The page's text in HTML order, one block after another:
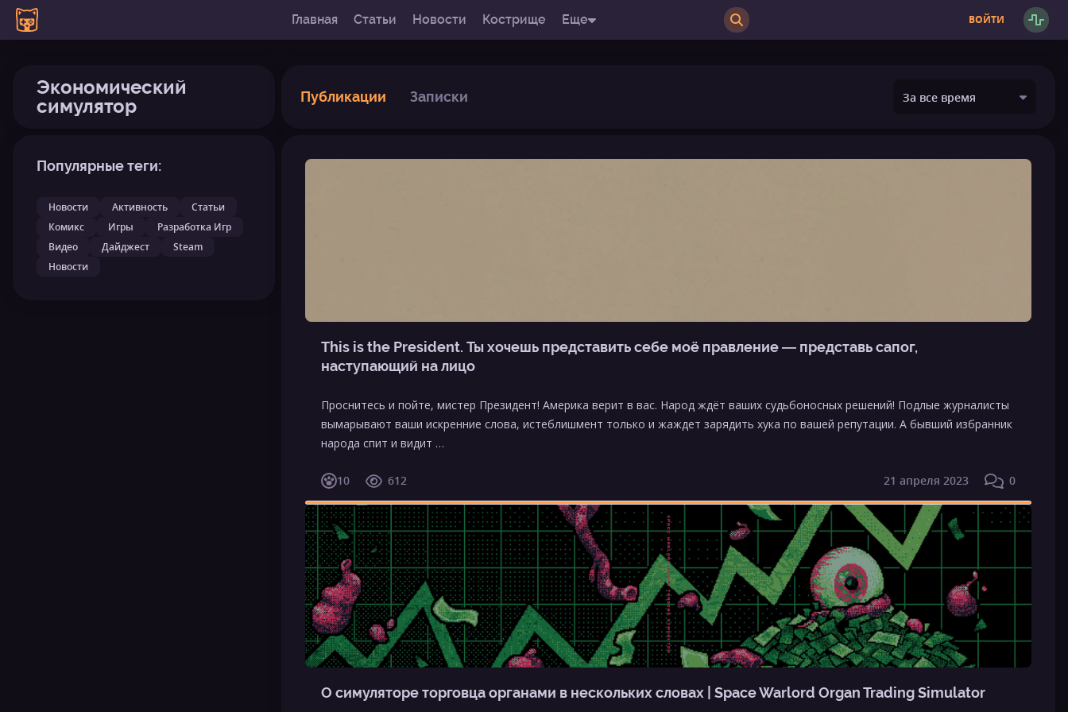
Главная Статьи Новости Кострище Еще ВОЙТИ
Экономический
симулятор
Публикации Записки
Популярные теги:
Новости Активность
Статьи
Комикс
Игры
Разработка Игр
Видео
Дайджест
Steam
Новости
This is the President. Ты хочешь представить себе моё правление — представь сапог,
наступающий на лицо
Проснитесь и пойте, мистер Президент! Америка верит в вас. Народ ждёт ваших судьбоносных решений! Подлые журналисты
вымарывают ваши искренние слова, истеблишмент только и жаждет зарядить хука по вашей репутации. А бывший избранник
народа спит и видит …
10 612 21 апреля 2023 0
О симуляторе торговца органами в нескольких словах | Space Warlord Organ Trading Simulator